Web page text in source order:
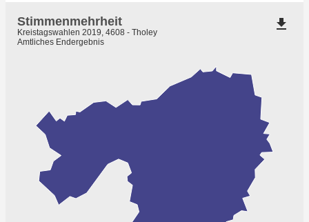
Stimmenmehrheit
Kreistagswahlen 2019, 4608 - Tholey
Amtliches Endergebnis
file_download